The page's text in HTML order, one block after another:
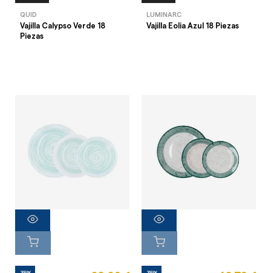
QUID
Vajilla Calypso Verde 18
Piezas
LUMINARC
Vajilla Eolia Azul 18 Piezas